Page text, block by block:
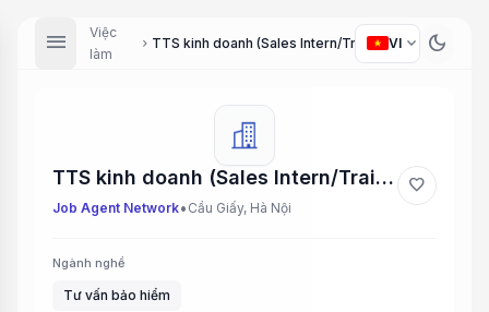
menu
Việc
làm
chevron_right TTS kinh doanh (Sales Intern/Trainee) VI expand_more dark_mode
TTS kinh doanh (Sales Intern/Trainee)
Job Agent Network• Cầu Giấy, Hà Nội
favorite
Ngành nghề
Tư vấn bảo hiểm